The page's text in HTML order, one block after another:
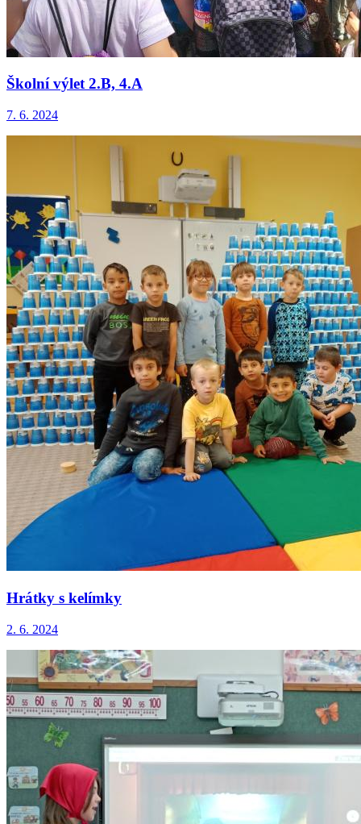
Školní výlet 2.B, 4.A
7. 6. 2024
Hrátky s kelímky
2. 6. 2024